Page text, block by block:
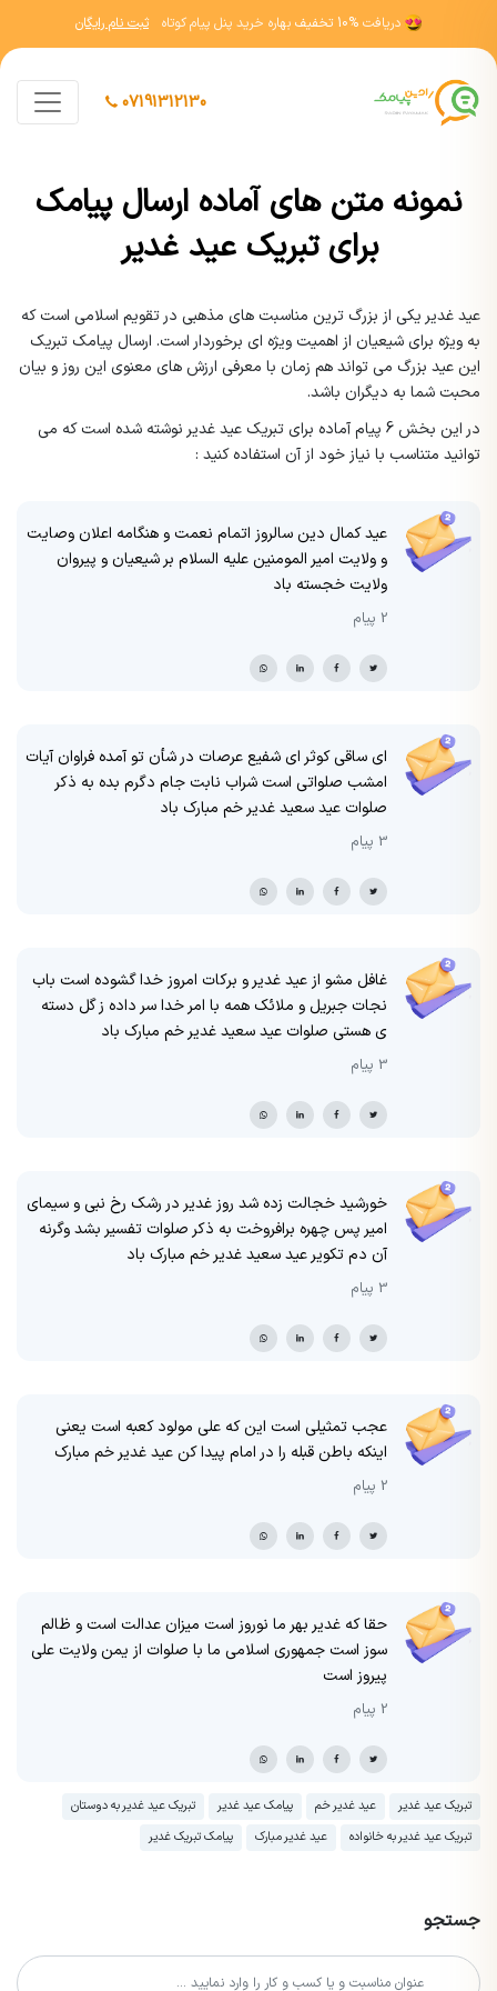
دریافت 10% تخفیف بهاره خرید پنل پیام کوتاه ثبت نام رایگان
07191312130
نمونه متن های آماده ارسال پیامک
برای تبریک عید غدیر
عید غدیر یکی از بزرگ ترین مناسبت های مذهبی در تقویم اسلامی است که
به ویژه برای شیعیان از اهمیت ویژه ای برخوردار است. ارسال پیامک تبریک
این عید بزرگ می تواند هم زمان با معرفی ارزش های معنوی این روز و بیان
محبت شما به دیگران باشد.
در این بخش 6 پیام آماده برای تبریک عید غدیر نوشته شده است که می
توانید متناسب با نیاز خود از آن استفاده کنید :
عید کمال دین سالروز اتمام نعمت و هنگامه اعلان وصایت
و ولایت امیر المومنین علیه السلام بر شیعیان و پیروان
ولایت خجسته باد
2 پیام
ای ساقی کوثر ای شفیع عرصات در شأن تو آمده فراوان آیات
امشب صلواتی است شراب نابت جام دگرم بده به ذکر
صلوات عید سعید غدیر خم مبارک باد
3 پیام
غافل مشو از عید غدیر و برکات امروز خدا گشوده است باب
نجات جبریل و ملائک همه با امر خدا سر داده ز گل دسته
ی هستی صلوات عید سعید غدیر خم مبارک باد
3 پیام
خورشید خجالت زده شد روز غدیر در رشک رخ نبی و سیمای
امیر پس چهره برافروخت به ذکر صلوات تفسیر بشد وگرنه
آن دم تکویر عید سعید غدیر خم مبارک باد
3 پیام
عجب تمثیلی است این که علی مولود کعبه است یعنی
اینکه باطن قبله را در امام پیدا کن عید غدیر خم مبارک
2 پیام
حقا که غدیر بهر ما نوروز است میزان عدالت است و ظالم
سوز است جمهوری اسلامی ما با صلوات از یمن ولایت علی
پیروز است
2 پیام
تبریک عید غدیر عید غدیر خم پیامک عید غدیر
تبریک عید غدیر به دوستان
تبریک عید غدیر به خانواده
عید غدیر مبارک پیامک تبریک غدیر
جستجو